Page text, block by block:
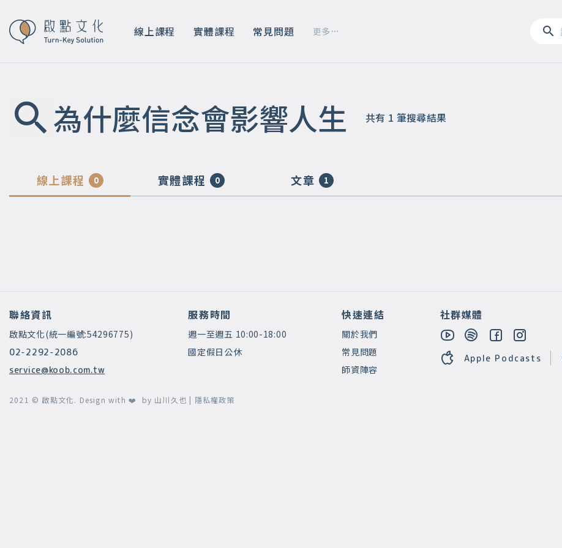
線上課程 實體課程 常見問題 更多
為什麼信念會影響人生 共有 1 筆搜尋結果
線上課程 0 實體課程 0 文章 1
聯絡資訊
啟點文化(統一編號:54296775)
02-2292-2086
service@koob.com.tw
服務時間
週一至週五 10:00-18:00
國定假日公休
快速連結
關於我們
常見問題
師資陣容
社群媒體
Apple Podcasts
2021 © 啟點文化. Design with ❤️ by 山川久也 | 隱私權政策